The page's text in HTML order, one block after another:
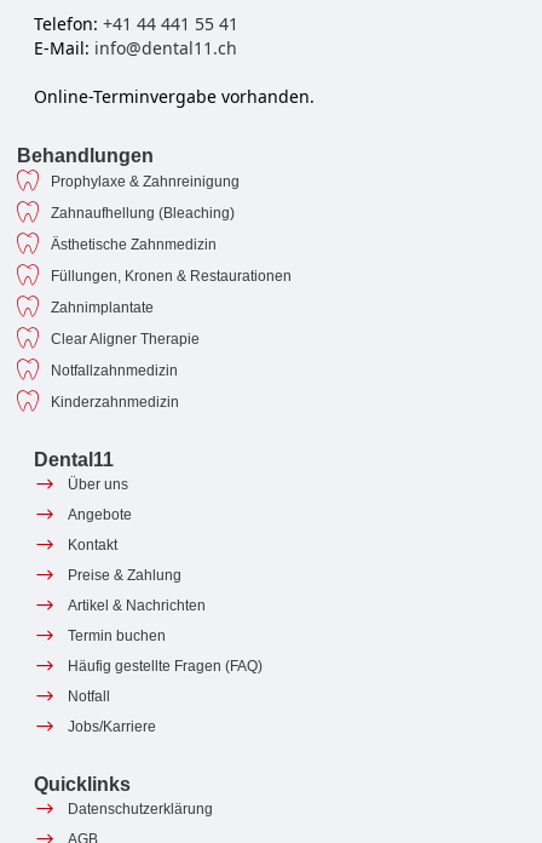
Telefon: +41 44 441 55 41
E-Mail: info@dental11.ch
Online-Terminvergabe vorhanden.
Behandlungen
Prophylaxe & Zahnreinigung
Zahnaufhellung (Bleaching)
Ästhetische Zahnmedizin
Füllungen, Kronen & Restaurationen
Zahnimplantate
Clear Aligner Therapie
Notfallzahnmedizin
Kinderzahnmedizin
Dental11
Über uns
Angebote
Kontakt
Preise & Zahlung
Artikel & Nachrichten
Termin buchen
Häufig gestellte Fragen (FAQ)
Notfall
Jobs/Karriere
Quicklinks
Datenschutzerklärung
AGB